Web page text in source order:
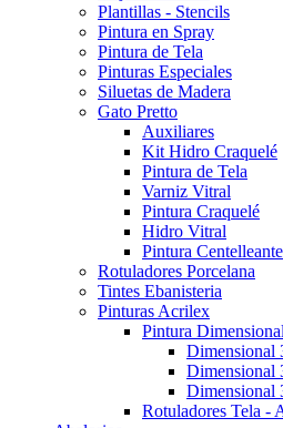
Plantillas - Stencils
Pintura en Spray
Pintura de Tela
Pinturas Especiales
Siluetas de Madera
Gato Pretto
Auxiliares
Kit Hidro Craquelé
Pintura de Tela
Varniz Vitral
Pintura Craquelé
Hidro Vitral
Pintura Centelleante
Rotuladores Porcelana
Tintes Ebanisteria
Pinturas Acrilex
Pintura Dimensional
Dimensional
Dimensional
Dimensional
Rotuladores Tela -